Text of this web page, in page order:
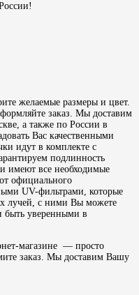
желаемые размеры и цвет.
заказ. Мы доставим
а также по России в
Вас качественными
идут в комплекте с
подлинность
имеют все необходимые
официального
UV-фильтрами, которые
лучей, с ними Вы можете
быть уверенными в
магазине — просто
заказ. Мы доставим Вашу